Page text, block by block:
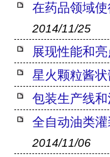
在药品领域
2014/11/25
展现性能和
星火颗粒酱
包装生产线
全自动油类
2014/11/06